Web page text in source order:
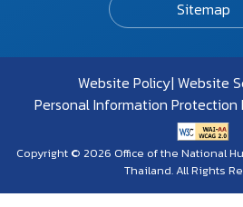
Sitemap
Website Policy Website
Personal Information Protection
Copyright © 2026 Office of the National
Thailand. All Rights